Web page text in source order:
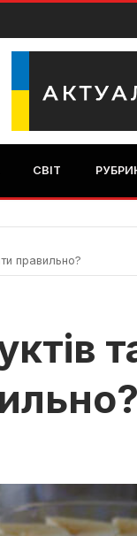
СВІТ
правильно?